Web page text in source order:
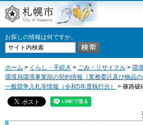
札幌市
お探しの情報は何ですか。
ホーム > くらし・手続き > ごみ・リサイクル > 環
環境局環境事業部の契約情報（業務委託及び物品の
一般競争入札等情報（令和5年度執行分）
> 篠路破